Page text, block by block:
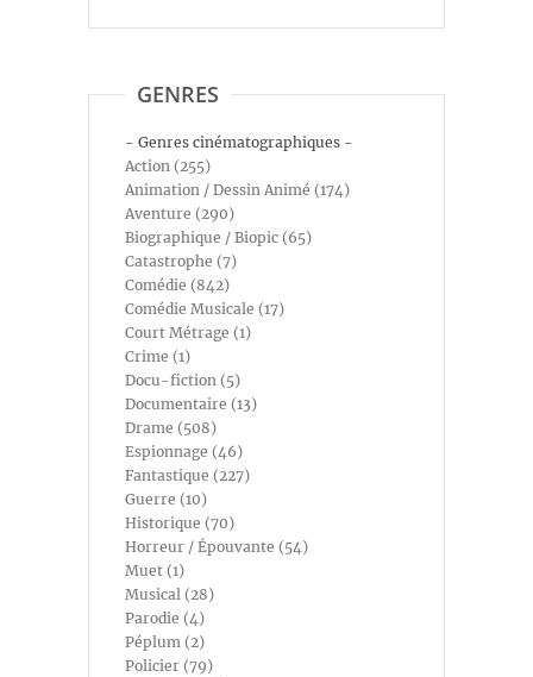
GENRES
- Genres cinématographiques -
Action (255)
Animation / Dessin Animé (174)
Aventure (290)
Biographique / Biopic (65)
Catastrophe (7)
Comédie (842)
Comédie Musicale (17)
Court Métrage (1)
Crime (1)
Docu-fiction (5)
Documentaire (13)
Drame (508)
Espionnage (46)
Fantastique (227)
Guerre (10)
Historique (70)
Horreur / Épouvante (54)
Muet (1)
Musical (28)
Parodie (4)
Péplum (2)
Policier (79)